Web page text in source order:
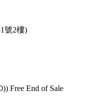
號2樓)
) Free End of Sale